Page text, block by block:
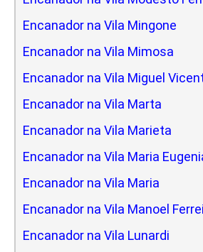
Encanador na Vila Mingone
Encanador na Vila Mimosa
Encanador na Vila Miguel
Encanador na Vila Marta
Encanador na Vila Marieta
Encanador na Vila Maria
Encanador na Vila Maria
Encanador na Vila Manoel
Encanador na Vila Lunardi